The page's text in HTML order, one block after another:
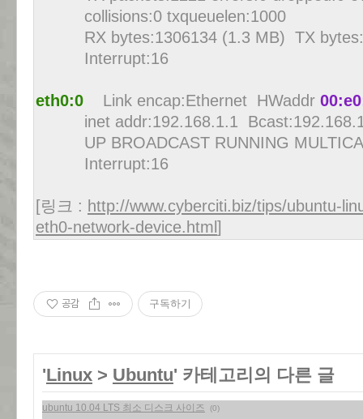
collisions:0 txqueuelen:1000
RX bytes:1306134 (1.3 MB) TX
Interrupt:16
eth0:0 Link encap:Ethernet HWaddr
inet addr:192.168.1.1
UP BROADCAST RUNNING
Interrupt:16
[링크 : http://www.cyberciti.biz/tips/ubuntu-
eth0-network-device.html ]
공감 구독하기
'Linux > Ubuntu' 카테고리의 다른 글
ubuntu 10.04 LTS 최소 디스크 사이즈 (0)